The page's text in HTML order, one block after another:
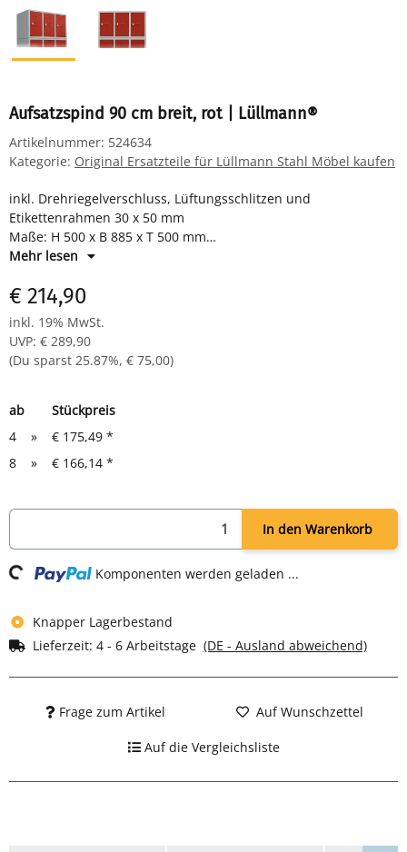
Aufsatzspind 90 cm breit, rot | Lüllmann®
Artikelnummer: 524634
Kategorie: Original Ersatzteile für Lüllmann Stahl Möbel kaufen
inkl. Drehriegelverschluss, Lüftungsschlitzen und
Etikettenrahmen 30 x 50 mm
Maße: H 500 x B 885 x T 500 mm
Farbe: Korpus RAL 7035 lichtgrau, Türen RAL 3000 feuerrot
Mehr lesen
€ 214,90
inkl. 19% MwSt.
UVP: € 289,90
(Du sparst 25.87%, € 75,00)
ab
Stückpreis
4
» € 175,49 *
8
» € 166,14 *
In den Warenkorb
Komponenten werden geladen ...
Knapper Lagerbestand
Lieferzeit: 4 - 6 Arbeitstage (DE - Ausland abweichend)
Frage zum Artikel Auf Wunschzettel
Auf die Vergleichsliste